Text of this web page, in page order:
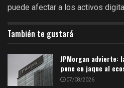
puede afectar a los activos
También te gustará
JPMorgan advierte:
pone en jaque al
07/08/2026